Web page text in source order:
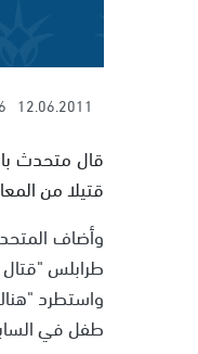
12.06.2011
قتيلا من
طرابلس "قتال
طفل في